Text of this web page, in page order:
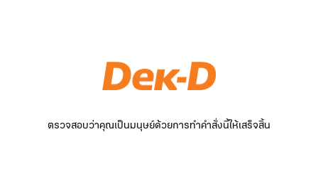
ตรวจสอบว่าคุณเป็นมนุษย์ด้วยการทำคำสั่งนี้ให้เสร็จสิ้น